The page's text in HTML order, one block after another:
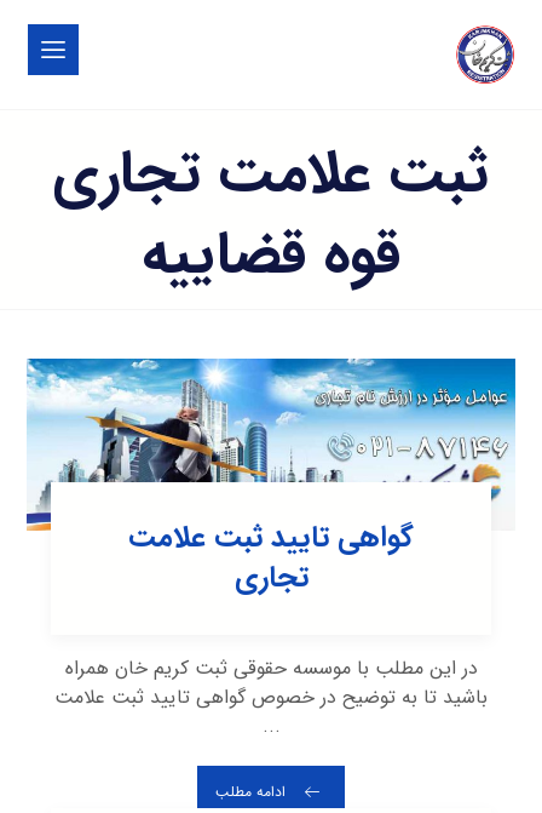
ثبت علامت تجاری
قوه قضاییه
گواهی تایید ثبت علامت
تجاری
در این مطلب با موسسه حقوقی ثبت کریم خان همراه
باشید تا به توضیح در خصوص گواهی تایید ثبت علامت
...
ادامه مطلب